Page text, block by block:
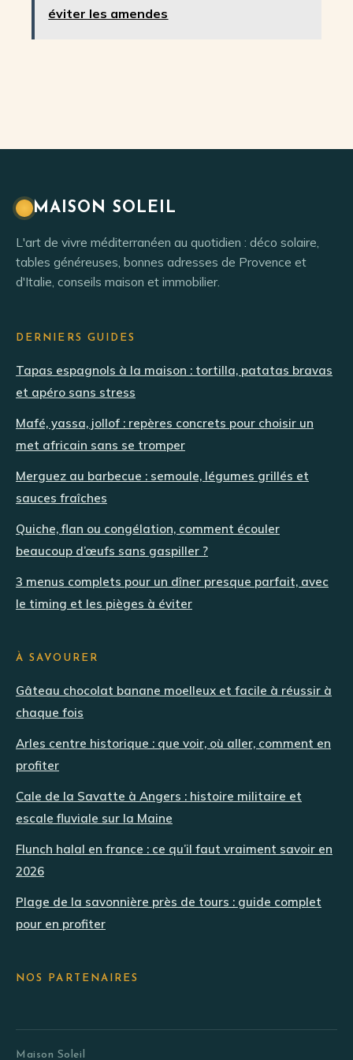
passée et déclin
éviter les amendes
MAISON SOLEIL
L'art de vivre méditerranéen au quotidien : déco solaire,
tables généreuses, bonnes adresses de Provence et
d'Italie, conseils maison et immobilier.
DERNIERS GUIDES
Tapas espagnols à la maison : tortilla, patatas bravas
et apéro sans stress
Mafé, yassa, jollof : repères concrets pour choisir un
met africain sans se tromper
Merguez au barbecue : semoule, légumes grillés et
sauces fraîches
Quiche, flan ou congélation, comment écouler
beaucoup d’œufs sans gaspiller ?
3 menus complets pour un dîner presque parfait, avec
le timing et les pièges à éviter
À SAVOURER
Gâteau chocolat banane moelleux et facile à réussir à
chaque fois
Arles centre historique : que voir, où aller, comment en
profiter
Cale de la Savatte à Angers : histoire militaire et
escale fluviale sur la Maine
Flunch halal en france : ce qu’il faut vraiment savoir en
2026
Plage de la savonnière près de tours : guide complet
pour en profiter
NOS PARTENAIRES
Maison Soleil